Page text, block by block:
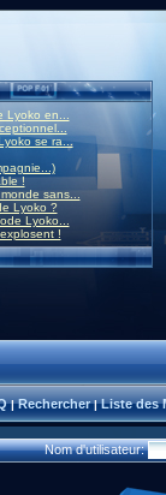
Lyoko en...
se ra...
!
sans...
Lyoko ?
Lyoko...
!
|Rechercher|Liste des
Nom d'utilisateur: